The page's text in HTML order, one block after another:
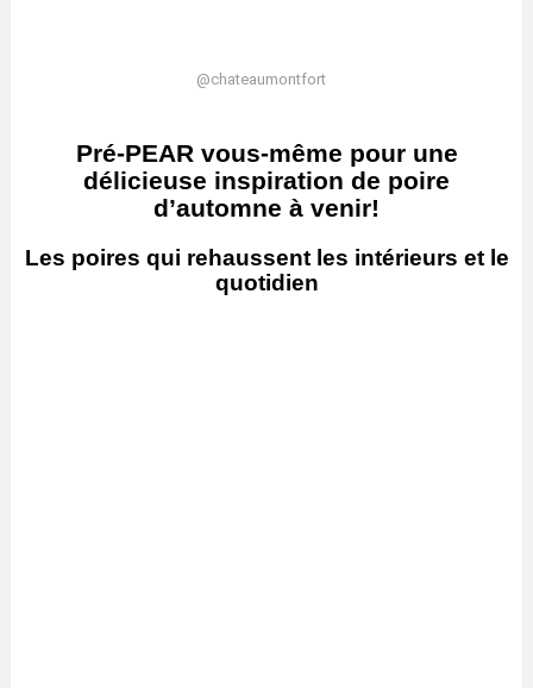
@chateaumontfort
Pré-PEAR vous-même pour une
délicieuse inspiration de poire
d’automne à venir!
Les poires qui rehaussent les intérieurs et le
quotidien